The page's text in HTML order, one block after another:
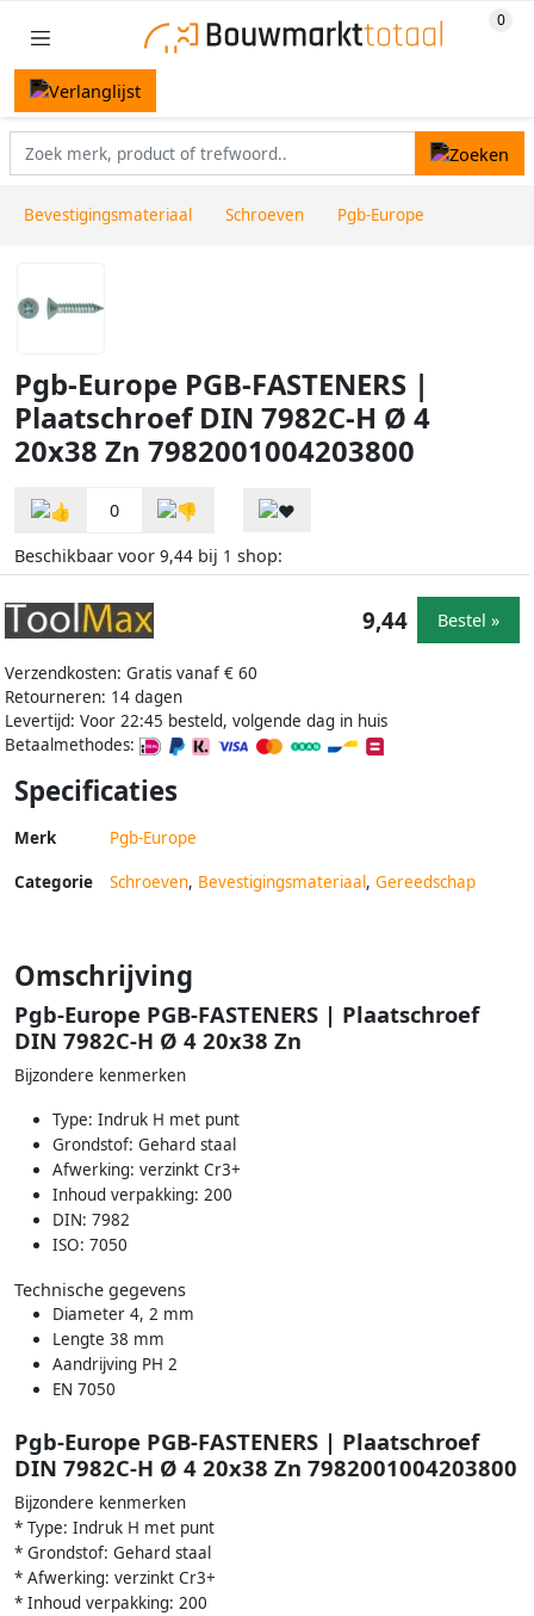
Bevestigingsmateriaal Schroeven Pgb-Europe
Pgb-Europe PGB-FASTENERS |
Plaatschroef DIN 7982C-H Ø 4
20x38 Zn 7982001004203800
0
Beschikbaar voor 9,44 bij 1 shop:
Verzendkosten: Gratis vanaf € 60
Retourneren: 14 dagen
Levertijd: Voor 22:45 besteld, volgende dag in huis
Betaalmethodes:
9,44 Bestel »
Specificaties
Merk Pgb-Europe
Categorie Schroeven, Bevestigingsmateriaal, Gereedschap
Omschrijving
Pgb-Europe PGB-FASTENERS | Plaatschroef
DIN 7982C-H Ø 4 20x38 Zn
Bijzondere kenmerken
Type: Indruk H met punt
Grondstof: Gehard staal
Afwerking: verzinkt Cr3+
Inhoud verpakking: 200
DIN: 7982
ISO: 7050
Technische gegevens
Diameter 4, 2 mm
Lengte 38 mm
Aandrijving PH 2
EN 7050
Pgb-Europe PGB-FASTENERS | Plaatschroef
DIN 7982C-H Ø 4 20x38 Zn 7982001004203800
Bijzondere kenmerken
* Type: Indruk H met punt
* Grondstof: Gehard staal
* Afwerking: verzinkt Cr3+
* Inhoud verpakking: 200